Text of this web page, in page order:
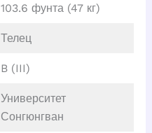
103.6 фунта (47 кг)
Телец
B (III)
Университет
Сонгюнгван